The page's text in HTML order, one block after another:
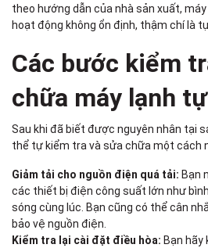
theo hướng dẫn của nhà sản xuất,
hoạt động không ổn định, thậm chí là
Các bước kiểm
chữa máy lạnh
Sau khi đã biết được nguyên nhân tại
thể tự kiểm tra và sửa chữa một cách
Giảm tải cho nguồn điện quá tải: Bạn
các thiết bị điện công suất lớn như
sóng cùng lúc. Bạn cũng có thể cân
bảo vệ nguồn điện.
Kiểm tra lại cài đặt điều hòa: Bạn